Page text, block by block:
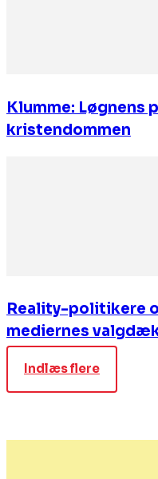
Klumme: Løgnens
kristendommen
Reality-politikere
mediernes
Indlæs flere